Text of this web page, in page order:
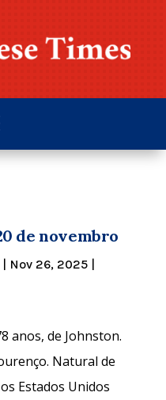
de novembro
Nov 26, 2025|
anos, de Johnston.
Natural de
Estados Unidos